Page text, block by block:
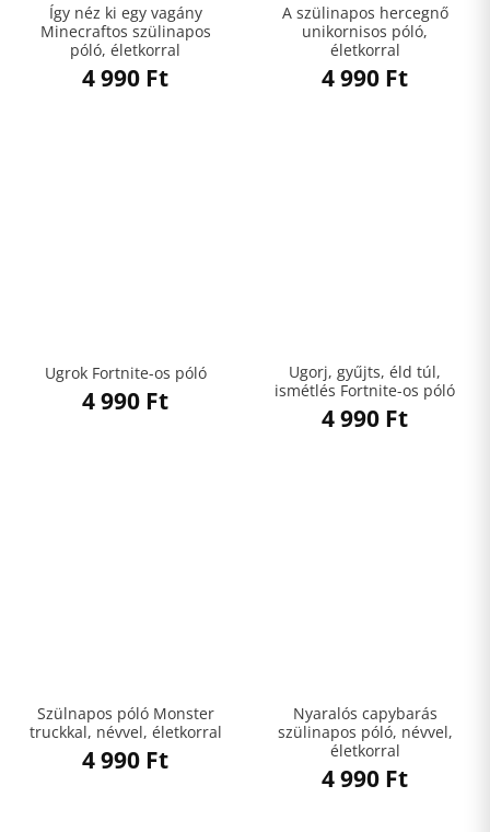
Így néz ki egy vagány
Minecraftos szülinapos
póló, életkorral
4 990 Ft
A szülinapos hercegnő
unikornisos póló,
életkorral
4 990 Ft
Ugrok Fortnite-os póló
4 990 Ft
Ugorj, gyűjts, éld túl,
ismétlés Fortnite-os póló
4 990 Ft
Szülnapos póló Monster
truckkal, névvel, életkorral
4 990 Ft
Nyaralós capybarás
szülinapos póló, névvel,
életkorral
4 990 Ft